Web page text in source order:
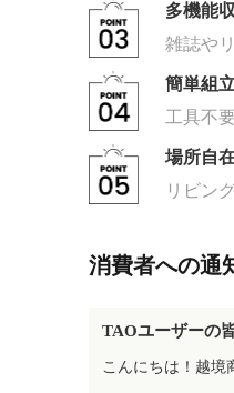
多機能
雑誌や
簡単組立
工具不
場所自
リビン
消費者への通
TAOユーザーの
こんにちは！越境